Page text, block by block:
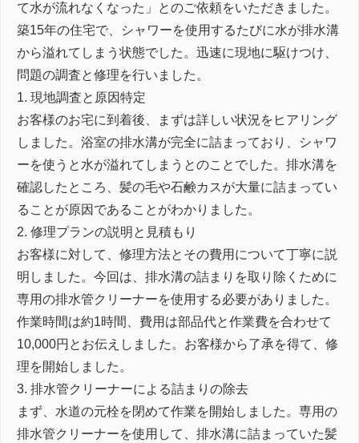
て水が流れなくなった」とのご依頼をいただきました。
築15年の住宅で、シャワーを使用するたびに水が排水溝
から溢れてしまう状態でした。迅速に現地に駆けつけ、
問題の調査と修理を行いました。
1. 現地調査と原因特定
お客様のお宅に到着後、まずは詳しい状況をヒアリング
しました。浴室の排水溝が完全に詰まっており、シャワ
ーを使うと水が溢れてしまうとのことでした。排水溝を
確認したところ、髪の毛や石鹸カスが大量に詰まってい
ることが原因であることがわかりました。
2. 修理プランの説明と見積もり
お客様に対して、修理方法とその費用について丁寧に説
明しました。今回は、排水溝の詰まりを取り除くために
専用の排水管クリーナーを使用する必要がありました。
作業時間は約1時間、費用は部品代と作業費を合わせて
10,000円とお伝えしました。お客様から了承を得て、修
理を開始しました。
3. 排水管クリーナーによる詰まりの除去
まず、水道の元栓を閉めて作業を開始しました。専用の
排水管クリーナーを使用して、排水溝に詰まっていた髪